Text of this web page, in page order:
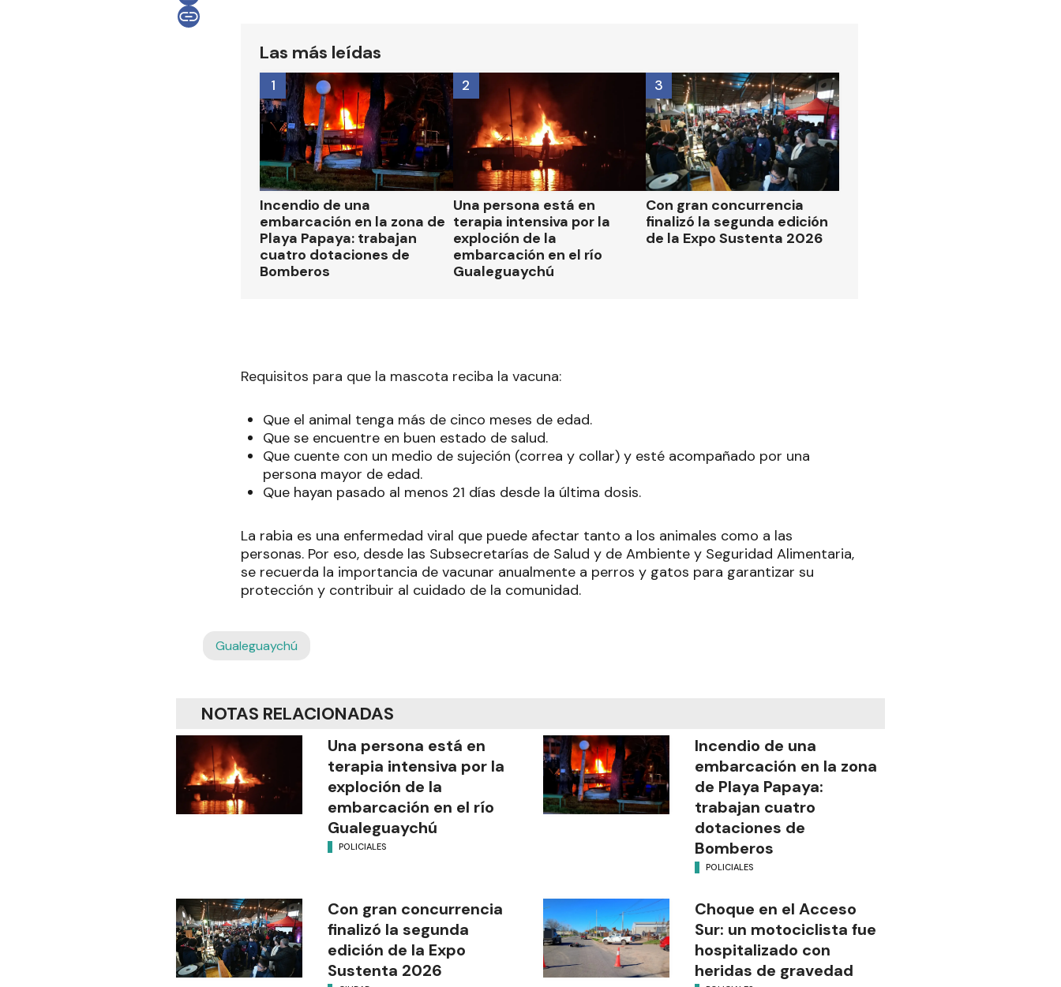
Las más leídas
Incendio de una
embarcación en la zona de
Playa Papaya: trabajan
cuatro dotaciones de
Bomberos
1
Una persona está en
terapia intensiva por la
exploción de la
embarcación en el río
Gualeguaychú
2
Con gran concurrencia
finalizó la segunda edición
de la Expo Sustenta 2026
3
Requisitos para que la mascota reciba la vacuna:
Que el animal tenga más de cinco meses de edad.
Que se encuentre en buen estado de salud.
Que cuente con un medio de sujeción (correa y collar) y esté acompañado por una
persona mayor de edad.
Que hayan pasado al menos 21 días desde la última dosis.
La rabia es una enfermedad viral que puede afectar tanto a los animales como a las
personas. Por eso, desde las Subsecretarías de Salud y de Ambiente y Seguridad Alimentaria,
se recuerda la importancia de vacunar anualmente a perros y gatos para garantizar su
protección y contribuir al cuidado de la comunidad.
Gualeguaychú
NOTAS RELACIONADAS
Una persona está en
terapia intensiva por la
exploción de la
embarcación en el río
Gualeguaychú
POLICIALES
Incendio de una
embarcación en la zona
de Playa Papaya:
trabajan cuatro
dotaciones de
Bomberos
POLICIALES
Con gran concurrencia
finalizó la segunda
edición de la Expo
Sustenta 2026
Choque en el Acceso
Sur: un motociclista fue
hospitalizado con
heridas de gravedad